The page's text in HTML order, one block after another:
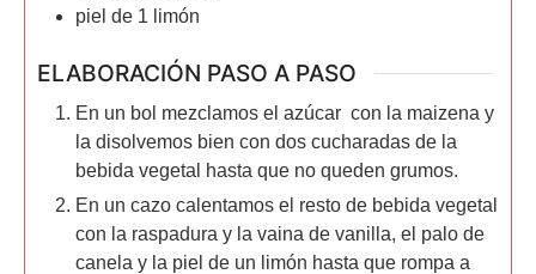
piel de 1 limón
ELABORACIÓN PASO A PASO
En un bol mezclamos el azúcar con la maizena y
la disolvemos bien con dos cucharadas de la
bebida vegetal hasta que no queden grumos.
En un cazo calentamos el resto de bebida vegetal
con la raspadura y la vaina de vanilla, el palo de
canela y la piel de un limón hasta que rompa a